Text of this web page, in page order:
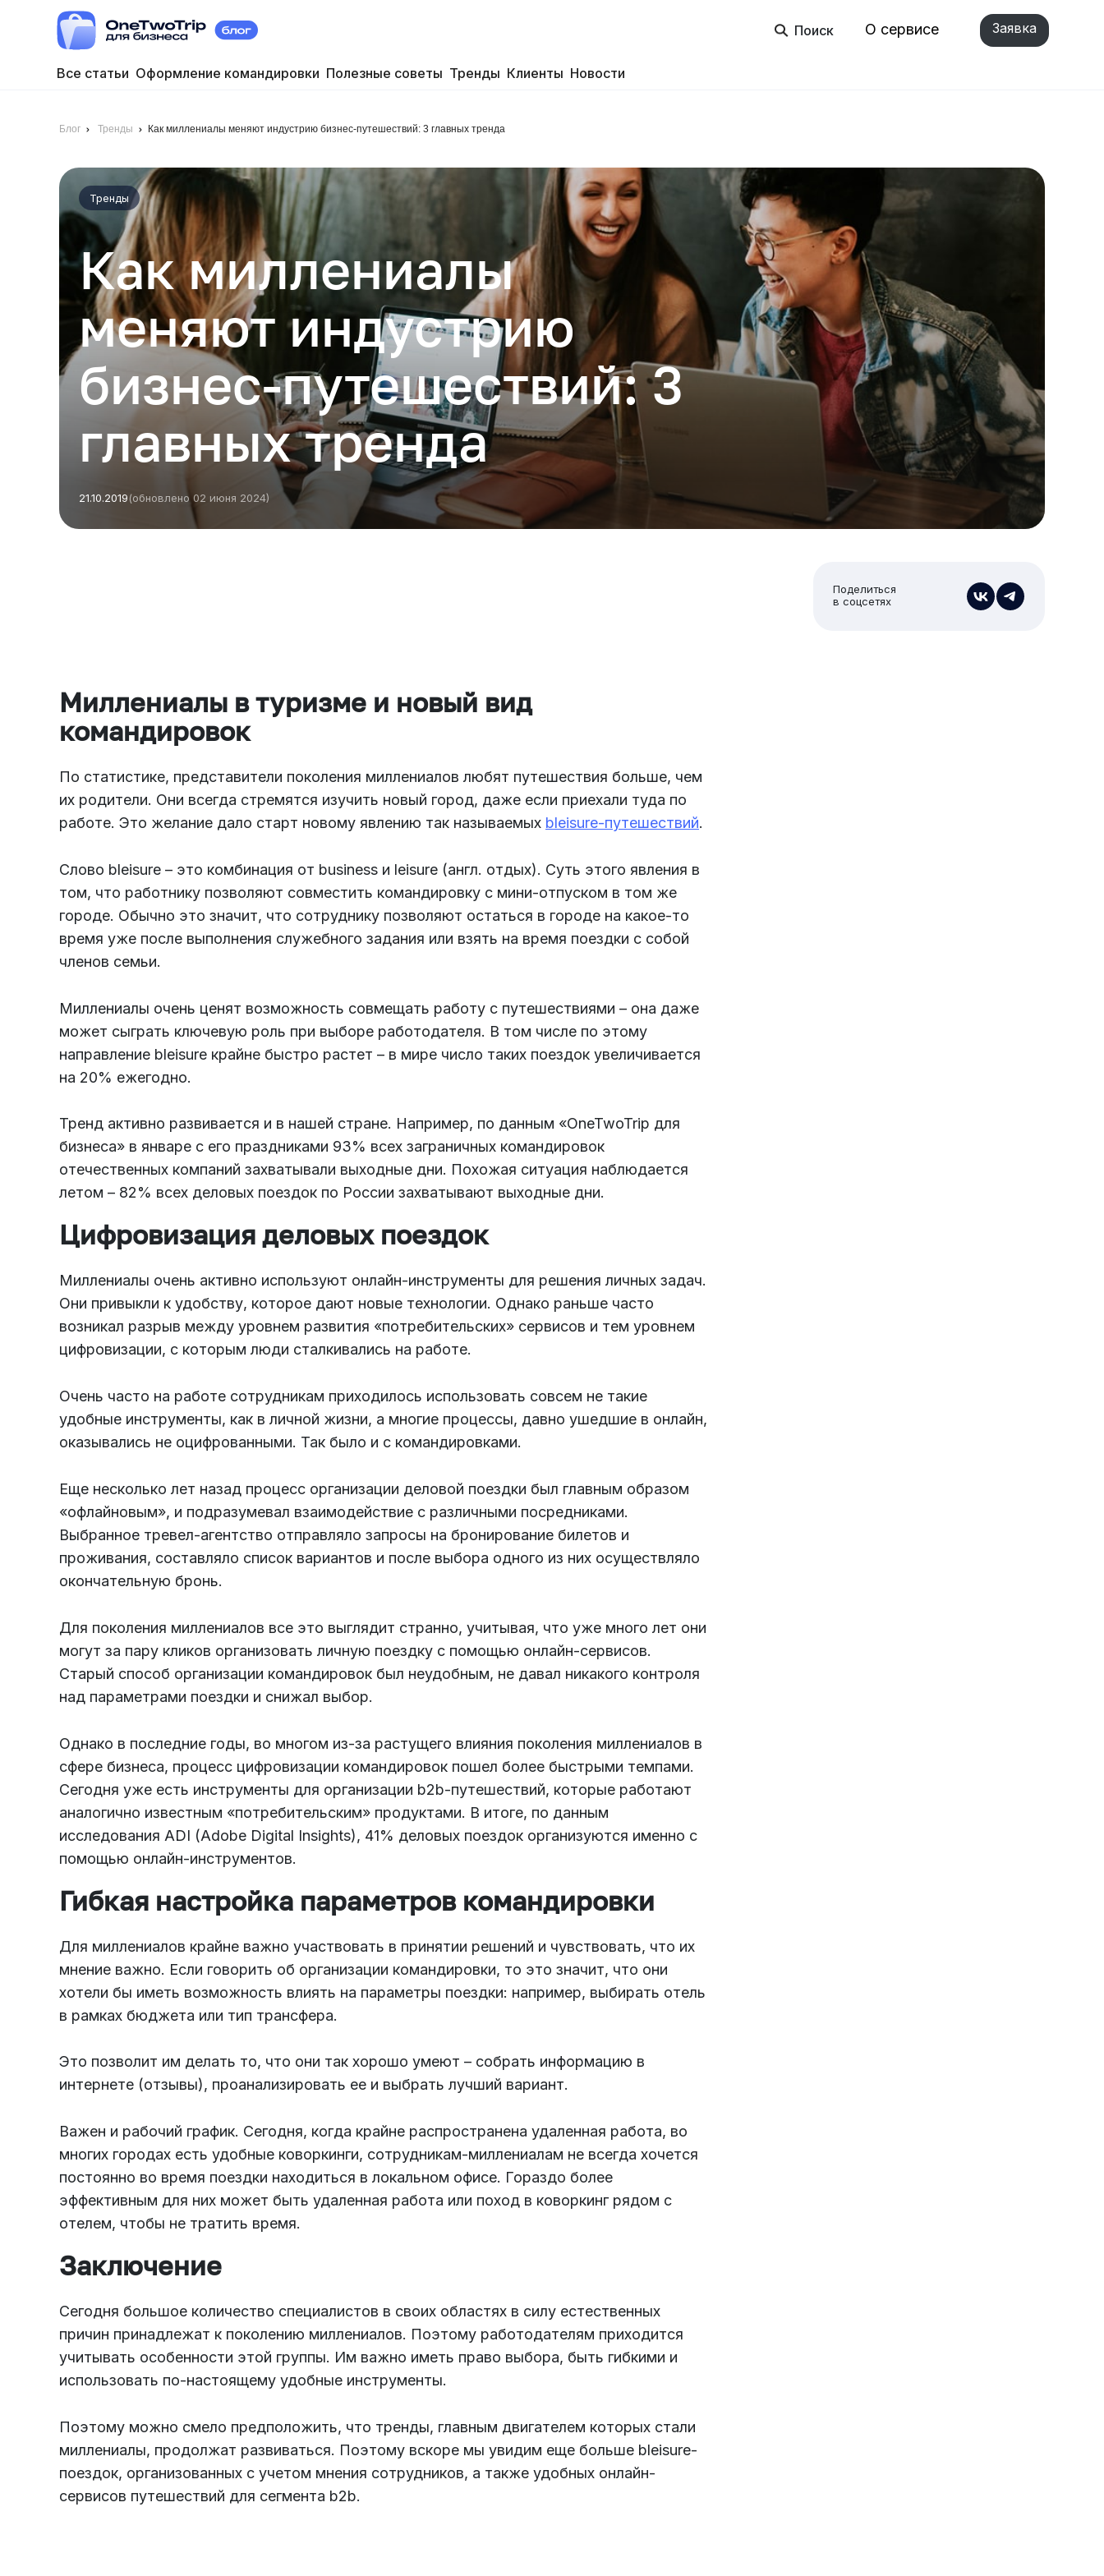
Поиск О сервисе Заявка
Все статьи Оформление командировки Полезные советы Тренды Клиенты Новости
Блог Тренды Как миллениалы меняют индустрию бизнес-путешествий: 3 главных тренда
Тренды
Как миллениалы
меняют индустрию
бизнес-путешествий: 3
главных тренда
21.10.2019(обновлено 02 июня 2024)
Поделиться
в соцсетях
Миллениалы в туризме и новый вид
командировок
По статистике, представители поколения миллениалов любят путешествия больше, чем
их родители. Они всегда стремятся изучить новый город, даже если приехали туда по
работе. Это желание дало старт новому явлению так называемых bleisure-путешествий.
Слово bleisure – это комбинация от business и leisure (англ. отдых). Суть этого явления в
том, что работнику позволяют совместить командировку с мини-отпуском в том же
городе. Обычно это значит, что сотруднику позволяют остаться в городе на какое-то
время уже после выполнения служебного задания или взять на время поездки с собой
членов семьи.
Миллениалы очень ценят возможность совмещать работу с путешествиями – она даже
может сыграть ключевую роль при выборе работодателя. В том числе по этому
направление bleisure крайне быстро растет – в мире число таких поездок увеличивается
на 20% ежегодно.
Тренд активно развивается и в нашей стране. Например, по данным «OneTwoTrip для
бизнеса» в январе с его праздниками 93% всех заграничных командировок
отечественных компаний захватывали выходные дни. Похожая ситуация наблюдается
летом – 82% всех деловых поездок по России захватывают выходные дни.
Цифровизация деловых поездок
Миллениалы очень активно используют онлайн-инструменты для решения личных задач.
Они привыкли к удобству, которое дают новые технологии. Однако раньше часто
возникал разрыв между уровнем развития «потребительских» сервисов и тем уровнем
цифровизации, с которым люди сталкивались на работе.
Очень часто на работе сотрудникам приходилось использовать совсем не такие
удобные инструменты, как в личной жизни, а многие процессы, давно ушедшие в онлайн,
оказывались не оцифрованными. Так было и с командировками.
Еще несколько лет назад процесс организации деловой поездки был главным образом
«офлайновым», и подразумевал взаимодействие с различными посредниками.
Выбранное тревел-агентство отправляло запросы на бронирование билетов и
проживания, составляло список вариантов и после выбора одного из них осуществляло
окончательную бронь.
Для поколения миллениалов все это выглядит странно, учитывая, что уже много лет они
могут за пару кликов организовать личную поездку с помощью онлайн-сервисов.
Старый способ организации командировок был неудобным, не давал никакого контроля
над параметрами поездки и снижал выбор.
Однако в последние годы, во многом из-за растущего влияния поколения миллениалов в
сфере бизнеса, процесс цифровизации командировок пошел более быстрыми темпами.
Сегодня уже есть инструменты для организации b2b-путешествий, которые работают
аналогично известным «потребительским» продуктами. В итоге, по данным
исследования ADI (Adobe Digital Insights), 41% деловых поездок организуются именно с
помощью онлайн-инструментов.
Гибкая настройка параметров командировки
Для миллениалов крайне важно участвовать в принятии решений и чувствовать, что их
мнение важно. Если говорить об организации командировки, то это значит, что они
хотели бы иметь возможность влиять на параметры поездки: например, выбирать отель
в рамках бюджета или тип трансфера.
Это позволит им делать то, что они так хорошо умеют – собрать информацию в
интернете (отзывы), проанализировать ее и выбрать лучший вариант.
Важен и рабочий график. Сегодня, когда крайне распространена удаленная работа, во
многих городах есть удобные коворкинги, сотрудникам-миллениалам не всегда хочется
постоянно во время поездки находиться в локальном офисе. Гораздо более
эффективным для них может быть удаленная работа или поход в коворкинг рядом с
отелем, чтобы не тратить время.
Заключение
Сегодня большое количество специалистов в своих областях в силу естественных
причин принадлежат к поколению миллениалов. Поэтому работодателям приходится
учитывать особенности этой группы. Им важно иметь право выбора, быть гибкими и
использовать по-настоящему удобные инструменты.
Поэтому можно смело предположить, что тренды, главным двигателем которых стали
миллениалы, продолжат развиваться. Поэтому вскоре мы увидим еще больше bleisure-
поездок, организованных с учетом мнения сотрудников, а также удобных онлайн-
сервисов путешествий для сегмента b2b.